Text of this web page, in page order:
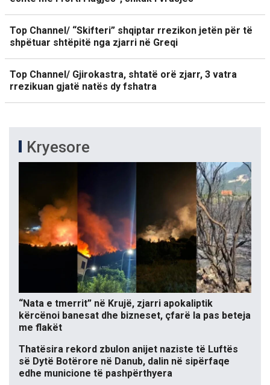
Top Channel/ “Skifteri” shqiptar rrezikon jetën për të
shpëtuar shtëpitë nga zjarri në Greqi
Top Channel/ Gjirokastra, shtatë orë zjarr, 3 vatra
rrezikuan gjatë natës dy fshatra
Kryesore
“Nata e tmerrit” në Krujë, zjarri apokaliptik
kërcënoi banesat dhe bizneset, çfarë la pas beteja
me flakët
Thatësira rekord zbulon anijet naziste të Luftës
së Dytë Botërore në Danub, dalin në sipërfaqe
edhe municione të pashpërthyera